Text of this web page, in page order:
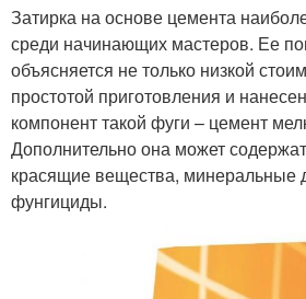
Затирка на основе цемента
среди начинающих мастеров. Ее
объясняется не только низкой
простотой приготовления и
компонент такой фуги – цемент
Дополнительно она может
красящие вещества, минеральные
фунгициды.